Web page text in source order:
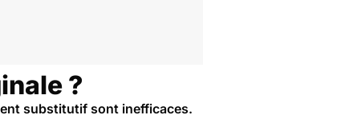
?
substitutif sont inefficaces.